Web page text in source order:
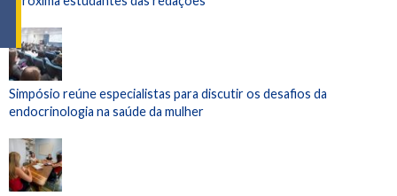
Simpósio reúne especialistas para discutir os desafios da
endocrinologia na saúde da mulher